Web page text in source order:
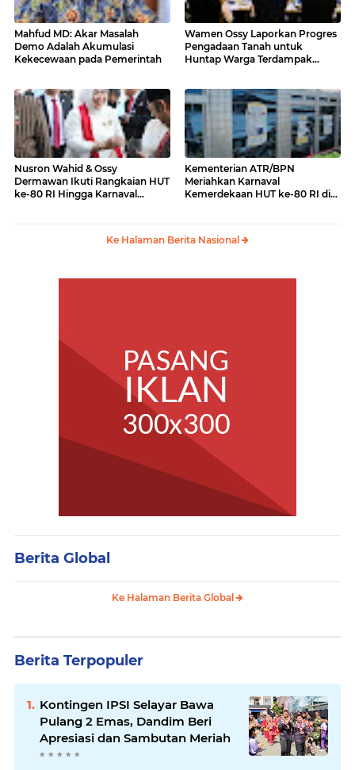
Mahfud MD: Akar Masalah
Demo Adalah Akumulasi
Kekecewaan pada Pemerintah
Wamen Ossy Laporkan Progres
Pengadaan Tanah untuk
Huntap Warga Terdampak
Nusron Wahid & Ossy
Dermawan Ikuti Rangkaian HUT
ke-80 RI Hingga Karnaval
Kementerian ATR/BPN
Meriahkan Karnaval
Kemerdekaan HUT ke-80 RI di
Ke Halaman Berita Nasional
Berita Global
Ke Halaman Berita Global
Berita Terpopuler
Kontingen IPSI Selayar Bawa
Pulang 2 Emas, Dandim Beri
Apresiasi dan Sambutan Meriah